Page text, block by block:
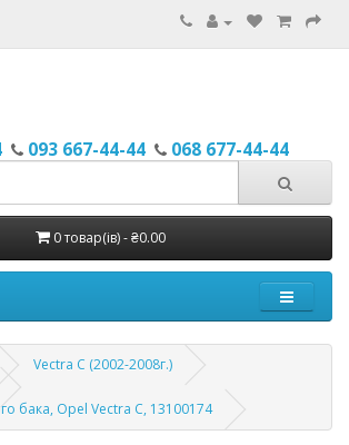
093 667-44-44 068 677-44-44
0 товар(ів) - ₴0.00
Vectra C (2002-2008г.)
бака, Opel Vectra C, 13100174